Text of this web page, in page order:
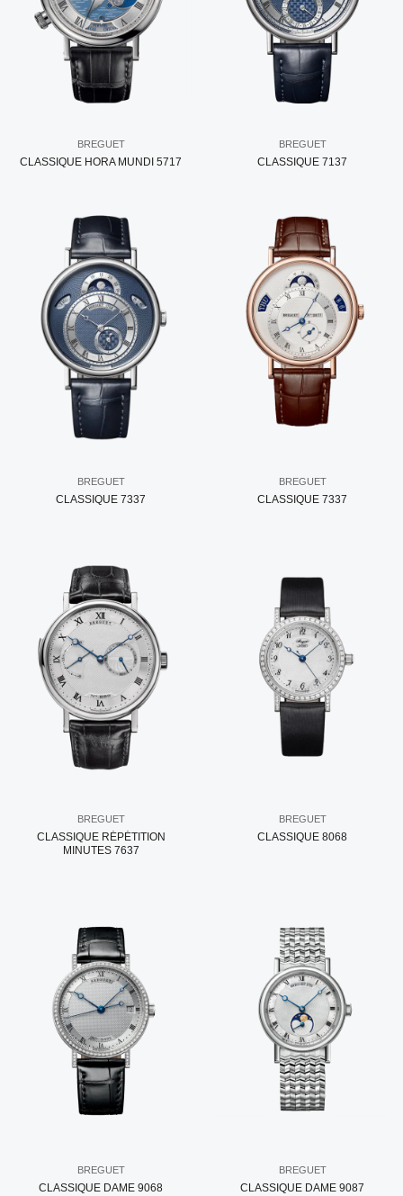
BREGUET
CLASSIQUE HORA MUNDI 5717
BREGUET
CLASSIQUE 7137
BREGUET
CLASSIQUE 7337
BREGUET
CLASSIQUE 7337
BREGUET
CLASSIQUE RÉPÉTITION
MINUTES 7637
BREGUET
CLASSIQUE 8068
BREGUET
CLASSIQUE DAME 9068
BREGUET
CLASSIQUE DAME 9087